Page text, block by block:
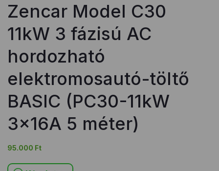
Zencar Model C30
11kW 3 fázisú AC
hordozható
elektromosautó-töltő
BASIC (PC30-11kW
3x16A 5 méter)
95.000 Ft